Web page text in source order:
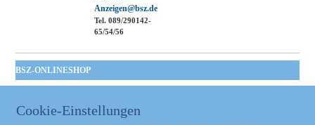
Anzeigen@bsz.de
Tel. 089/290142-
65/54/56
BSZ-ONLINESHOP
Taschenbuch
GVBl |
Cookie-Einstellungen